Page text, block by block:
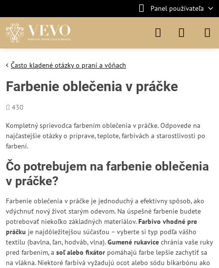
Panel používateľa
Často kladené otázky o praní a vôňach
Farbenie oblečenia v práčke
Počet
430
Kompletný sprievodca farbením oblečenia v práčke. Odpovede na
najčastejšie otázky o príprave, teplote, farbivách a starostlivosti po
farbení.
Čo potrebujem na farbenie oblečenia
v práčke?
Farbenie oblečenia v práčke je jednoduchý a efektívny spôsob, ako
vdýchnuť nový život starým odevom. Na úspešné farbenie budete
potrebovať niekoľko základných materiálov.Farbivo vhodné pre
práčku je najdôležitejšou súčasťou – vyberte si typ podľa vášho
textilu (bavlna, ľan, hodváb, vlna).Gumené rukavice chránia vaše ruky
pred farbením, a soľ alebo fixátor pomáhajú farbe lepšie zachytiť sa
na vlákna. Niektoré farbivá vyžadujú ocot alebo sódu bikarbónu ako